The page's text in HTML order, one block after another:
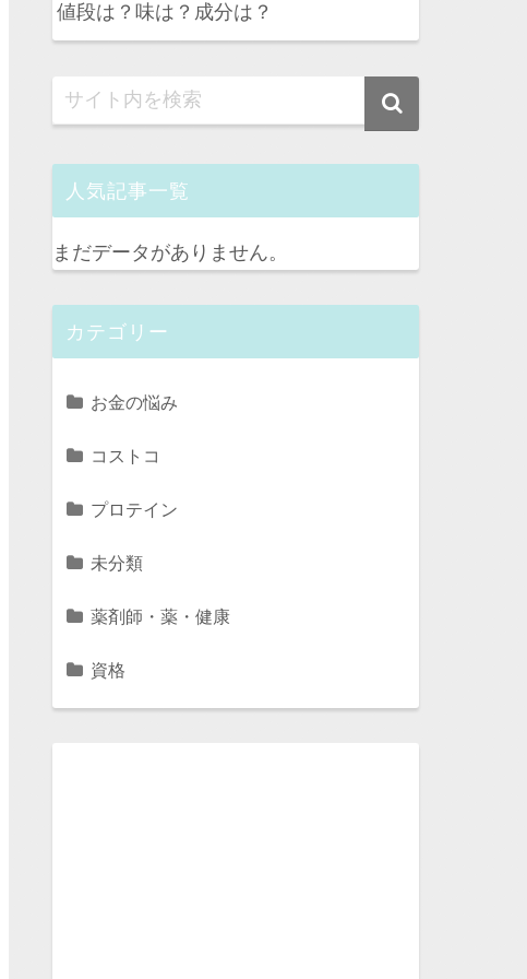
値段は？味は？成分は？
人気記事一覧
まだデータがありません。
カテゴリー
お金の悩み
コストコ
プロテイン
未分類
薬剤師・薬・健康
資格